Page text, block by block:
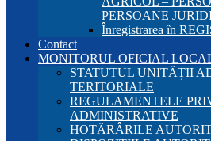
PERSOANE
Înregistrarea în
Contact
MONITORUL OFICIAL
STATUTUL UNITĂȚII
TERITORIALE
REGULAMENTELE
ADMINISTRATIVE
HOTĂRÂRILE